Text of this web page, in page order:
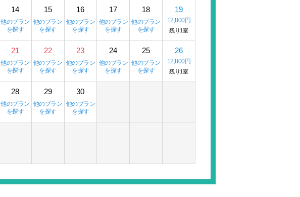
14
他のプラン
を探す
15
他のプラン
を探す
16
他のプラン
を探す
17
他のプラン
を探す
18
他のプラン
を探す
19
12,800円
残り1室
21
他のプラン
を探す
22
他のプラン
を探す
23
他のプラン
を探す
24
他のプラン
を探す
25
他のプラン
を探す
26
12,800円
残り1室
28
他のプラン
を探す
29
他のプラン
を探す
30
他のプラン
を探す